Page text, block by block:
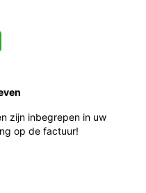
zijn inbegrepen in uw
op de factuur!